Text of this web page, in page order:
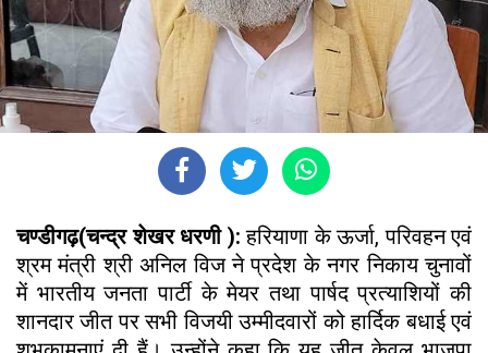
चण्डीगढ़(चन्द्र शेखर धरणी ): हरियाणा के ऊर्जा, परिवहन एवं
श्रम मंत्री श्री अनिल विज ने प्रदेश के नगर निकाय चुनावों
में भारतीय जनता पार्टी के मेयर तथा पार्षद प्रत्याशियों की
शानदार जीत पर सभी विजयी उम्मीदवारों को हार्दिक बधाई एवं